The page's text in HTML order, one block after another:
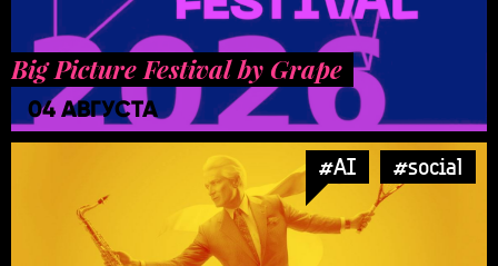
Big Picture Festival by Grape
04 АВГУСТА
#AI #social